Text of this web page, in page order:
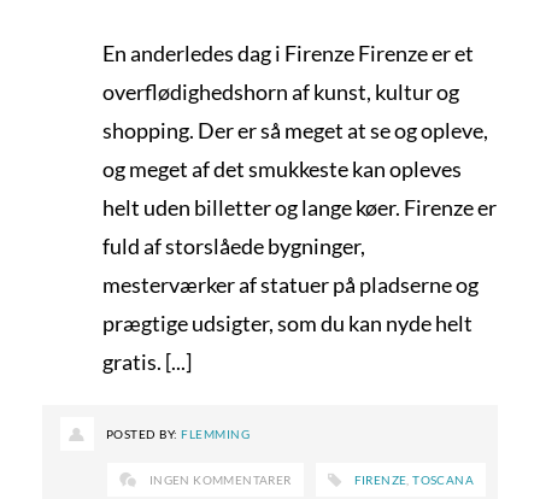
En anderledes dag i Firenze Firenze er et
overflødighedshorn af kunst, kultur og
shopping. Der er så meget at se og opleve,
og meget af det smukkeste kan opleves
helt uden billetter og lange køer. Firenze er
fuld af storslåede bygninger,
mesterværker af statuer på pladserne og
prægtige udsigter, som du kan nyde helt
gratis. [...]
POSTED BY:FLEMMING
INGEN KOMMENTARER FIRENZE ,TOSCANA